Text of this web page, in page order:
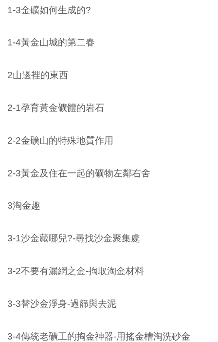
1-3金礦如何生成的?
1-4黃金山城的第二春
2山邊裡的東西
2-1孕育黃金礦體的岩石
2-2金礦山的特殊地質作用
2-3黃金及住在一起的礦物左鄰右舍
3淘金趣
3-1沙金藏哪兒?-尋找沙金聚集處
3-2不要有漏網之金-掏取淘金材料
3-3替沙金淨身-過篩與去泥
3-4傳統老礦工的掏金神器-用搖金槽淘洗砂金